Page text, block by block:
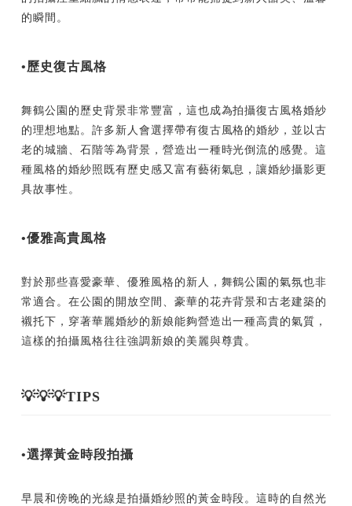
的瞬間。
•歷史復古風格
舞鶴公園的歷史背景非常豐富，這也成為拍攝復古風格婚紗
的理想地點。許多新人會選擇帶有復古風格的婚紗，並以古
老的城牆、石階等為背景，營造出一種時光倒流的感覺。這
種風格的婚紗照既有歷史感又富有藝術氣息，讓婚紗攝影更
具故事性。
•優雅高貴風格
對於那些喜愛豪華、優雅風格的新人，舞鶴公園的氣氛也非
常適合。在公園的開放空間、豪華的花卉背景和古老建築的
襯托下，穿著華麗婚紗的新娘能夠營造出一種高貴的氣質，
這樣的拍攝風格往往強調新娘的美麗與尊貴。
💡💡💡TIPS
•選擇黃金時段拍攝
早晨和傍晚的光線是拍攝婚紗照的黃金時段。這時的自然光